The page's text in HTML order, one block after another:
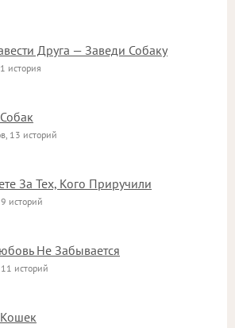
Друга — Заведи Собаку
история
13 историй
За Тех, Кого Приручили
историй
Не Забывается
историй